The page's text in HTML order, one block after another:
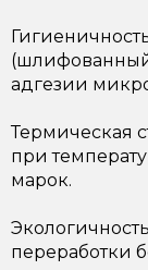
адгезии
Термическая
при
марок.
переработки